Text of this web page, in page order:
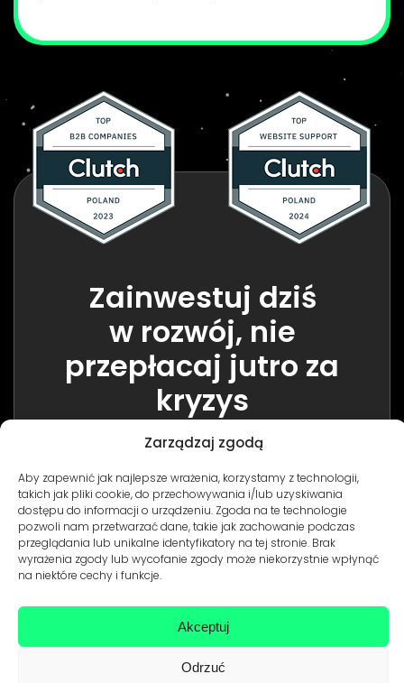
Zarządzaj zgodą
Aby zapewnić jak najlepsze wrażenia, korzystamy z technologii,
takich jak pliki cookie, do przechowywania i/lub uzyskiwania
dostępu do informacji o urządzeniu. Zgoda na te technologie
pozwoli nam przetwarzać dane, takie jak zachowanie podczas
przeglądania lub unikalne identyfikatory na tej stronie. Brak
wyrażenia zgody lub wycofanie zgody może niekorzystnie wpłynąć
na niektóre cechy i funkcje.
Akceptuj
Odrzuć
Zainwestuj dziś
w rozwój, nie
przepłacaj jutro za
kryzys
01
Te, które stale
02
I te, które będą
musiały to zrobić
Nie czekaj, aż coś się zepsuje.